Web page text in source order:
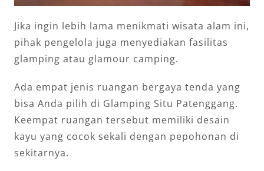
Jika ingin lebih lama menikmati wisata alam ini,
pihak pengelola juga menyediakan fasilitas
glamping atau glamour camping.
Ada empat jenis ruangan bergaya tenda yang
bisa Anda pilih di Glamping Situ Patenggang.
Keempat ruangan tersebut memiliki desain
kayu yang cocok sekali dengan pepohonan di
sekitarnya.